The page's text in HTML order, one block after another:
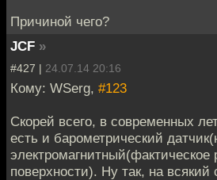
Причиной чего?
JCF »
#427 | 24.07.14 20:16
Кому: WSerg, #123
Скорей всего, в современных
есть и барометрический
электромагнитный(фактическое
поверхности). Ну так, на всякий